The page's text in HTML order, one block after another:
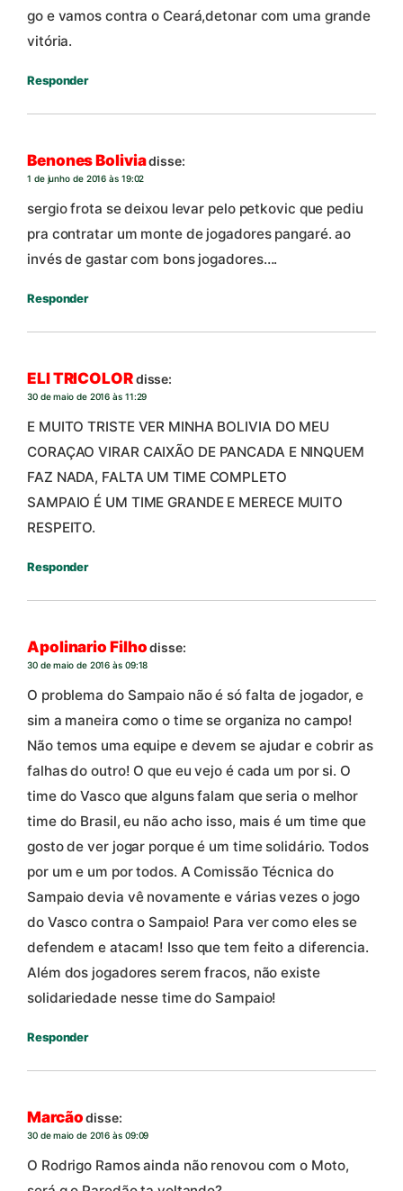
go e vamos contra o Ceará,detonar com uma grande
vitória.
Responder
Benones Boliviadisse:
1 de junho de 2016 às 19:02
sergio frota se deixou levar pelo petkovic que pediu
pra contratar um monte de jogadores pangaré. ao
invés de gastar com bons jogadores….
Responder
ELI TRICOLORdisse:
30 de maio de 2016 às 11:29
E MUITO TRISTE VER MINHA BOLIVIA DO MEU
CORAÇAO VIRAR CAIXÃO DE PANCADA E NINQUEM
FAZ NADA, FALTA UM TIME COMPLETO
SAMPAIO É UM TIME GRANDE E MERECE MUITO
RESPEITO.
Responder
Apolinario Filhodisse:
30 de maio de 2016 às 09:18
O problema do Sampaio não é só falta de jogador, e
sim a maneira como o time se organiza no campo!
Não temos uma equipe e devem se ajudar e cobrir as
falhas do outro! O que eu vejo é cada um por si. O
time do Vasco que alguns falam que seria o melhor
time do Brasil, eu não acho isso, mais é um time que
gosto de ver jogar porque é um time solidário. Todos
por um e um por todos. A Comissão Técnica do
Sampaio devia vê novamente e várias vezes o jogo
do Vasco contra o Sampaio! Para ver como eles se
defendem e atacam! Isso que tem feito a diferencia.
Além dos jogadores serem fracos, não existe
solidariedade nesse time do Sampaio!
Responder
Marcãodisse:
30 de maio de 2016 às 09:09
O Rodrigo Ramos ainda não renovou com o Moto,